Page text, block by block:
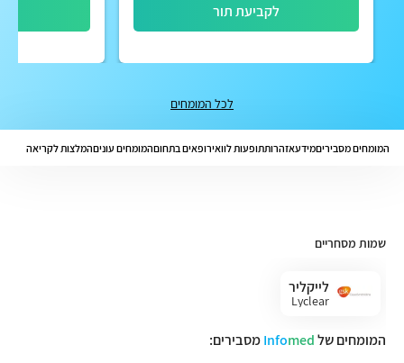
לקביעת תור
לכל המומחים
המומחים מסביריםמידעאזהרותתופעות לוואירופאים בתחוםהמומחים עוניםהמלצות לקריאה
שמות מסחריים
לייקליר
Lyclear
המומחים של Infomed
מסבירים: